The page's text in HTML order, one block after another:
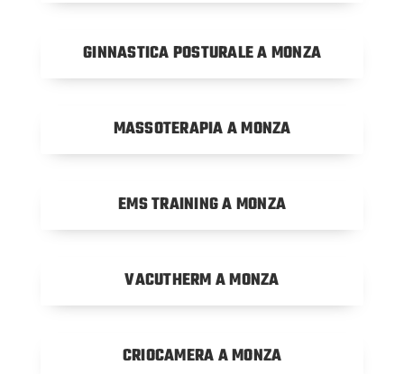
GINNASTICA POSTURALE A MONZA
MASSOTERAPIA A MONZA
EMS TRAINING A MONZA
VACUTHERM A MONZA
CRIOCAMERA A MONZA